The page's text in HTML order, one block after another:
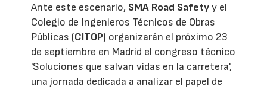
Ante este escenario, SMA Road Safetyy el
Colegio de Ingenieros Técnicos de Obras
Públicas (CITOP) organizarán el próximo 23
de septiembre en Madrid el congreso técnico
'Soluciones que salvan vidas en la carretera',
una jornada dedicada a analizar el papel de